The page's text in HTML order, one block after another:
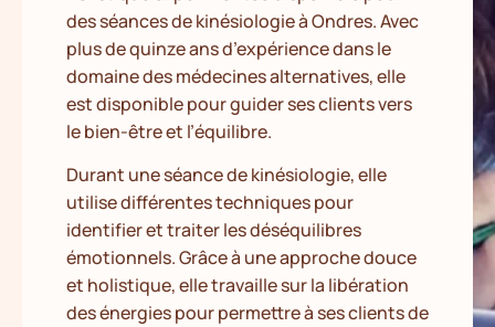
des séances de kinésiologie à Ondres. Avec
plus de quinze ans d’expérience dans le
domaine des médecines alternatives, elle
est disponible pour guider ses clients vers
le bien-être et l’équilibre.
Durant une séance de kinésiologie, elle
utilise différentes techniques pour
identifier et traiter les déséquilibres
émotionnels. Grâce à une approche douce
et holistique, elle travaille sur la libération
des énergies pour permettre à ses clients de